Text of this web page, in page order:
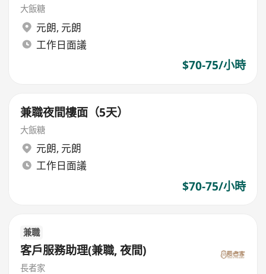
大飯糖
元朗, 元朗
工作日面議
$70-75/小時
兼職夜間樓面（5天）
大飯糖
元朗, 元朗
工作日面議
$70-75/小時
兼職
客戶服務助理(兼職, 夜間)
長者家